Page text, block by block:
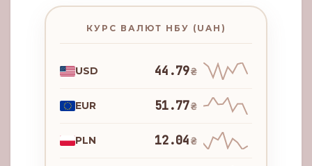
КУРС ВАЛЮТ НБУ (UAH)
USD 44.79₴
EUR 51.77₴
PLN 12.04₴